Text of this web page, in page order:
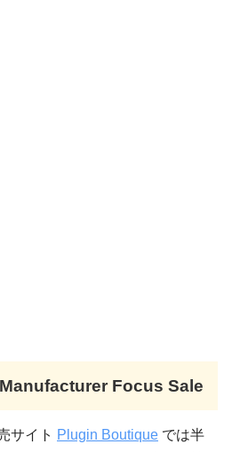
Focus Sale
サイト Plugin Boutique では半